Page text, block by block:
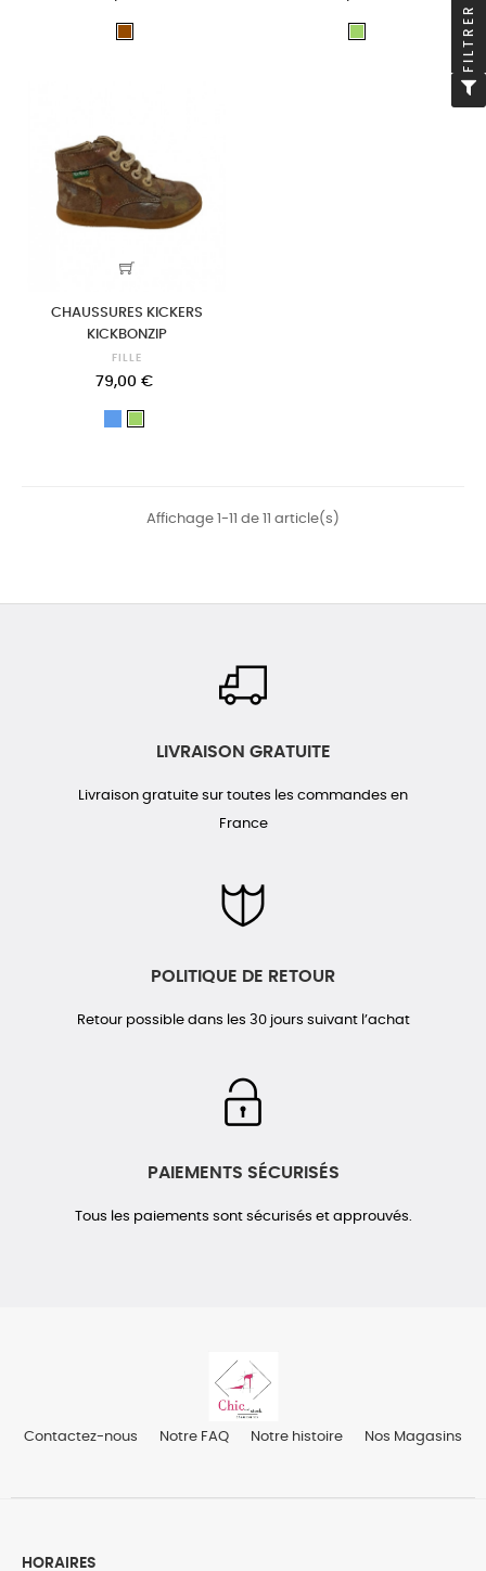
CHAUSSURES KICKERS
KICKBONZIP
FILLE
79,00 €
Affichage 1-11 de 11 article(s)
LIVRAISON GRATUITE
Livraison gratuite sur toutes les commandes en
France
POLITIQUE DE RETOUR
Retour possible dans les 30 jours suivant l’achat
PAIEMENTS SÉCURISÉS
Tous les paiements sont sécurisés et approuvés.
Contactez-nous Notre FAQ Notre histoire Nos Magasins
HORAIRES
FILTRER